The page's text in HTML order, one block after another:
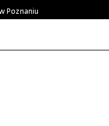
Poznaniu